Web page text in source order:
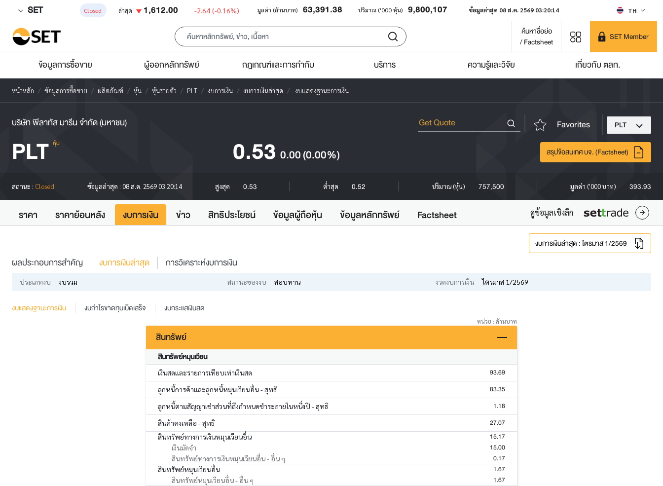
SET Closed ล่าสุด 1,612.00 -2.64 (-0.16%) มูลค่า (ล้านบาท) 63,391.38 ปริมาณ ('000 หุ้น) 9,800,107 ข้อมูลล่าสุด 08 ส.ค. 2569 03:20:14 TH
ค้นหาชื่อย่อ
/ Factsheet
SET Member
ข้อมูลการซื้อขาย ผู้ออกหลักทรัพย์ กฎเกณฑ์และการกำกับ บริการ ความรู้และวิจัย เกี่ยวกับ ตลท.
หน้าหลัก ข้อมูลการซื้อขาย ผลิตภัณฑ์ หุ้น หุ้นรายตัว PLT งบการเงิน งบการเงินล่าสุด งบแสดงฐานะการเงิน
บริษัท พีลาทัส มารีน จำกัด (มหาชน) Favorites PLT
PLT หุ้น 0.53 0.00(0.00%) สรุปข้อสนเทศ บจ. (Factsheet)
สถานะ : Closed ข้อมูลล่าสุด : 08 ส.ค. 2569 03:20:14 สูงสุด 0.53 ต่ำสุด 0.52 ปริมาณ (หุ้น) 757,500 มูลค่า ('000 บาท) 393.93
ราคา ราคาย้อนหลัง งบการเงิน ข่าว สิทธิประโยชน์ ข้อมูลผู้ถือหุ้น ข้อมูลหลักทรัพย์ Factsheet ดูข้อมูลเชิงลึก
งบการเงินล่าสุด : ไตรมาส 1/2569
ผลประกอบการสำคัญ งบการเงินล่าสุด การวิเคราะห์งบการเงิน
ประเภทงบ งบรวม สถานะของงบ สอบทาน งวดงบการเงิน ไตรมาส 1/2569
งบแสดงฐานะการเงิน งบกำไรขาดทุนเบ็ดเสร็จ งบกระแสเงินสด
หน่วย : ล้านบาท
สินทรัพย์
สินทรัพย์หมุนเวียน
เงินสดและรายการเทียบเท่าเงินสด 93.69
ลูกหนี้การค้าและลูกหนี้หมุนเวียนอื่น - สุทธิ 83.35
ลูกหนี้ตามสัญญาเช่าส่วนที่ถึงกำหนดชำระภายในหนึ่งปี - สุทธิ 1.18
สินค้าคงเหลือ - สุทธิ 27.07
สินทรัพย์ทางการเงินหมุนเวียนอื่น 15.17
เงินมัดจำ 15.00
สินทรัพย์ทางการเงินหมุนเวียนอื่น - อื่น ๆ 0.17
สินทรัพย์หมุนเวียนอื่น 1.67
สินทรัพย์หมุนเวียนอื่น - อื่น ๆ 1.67